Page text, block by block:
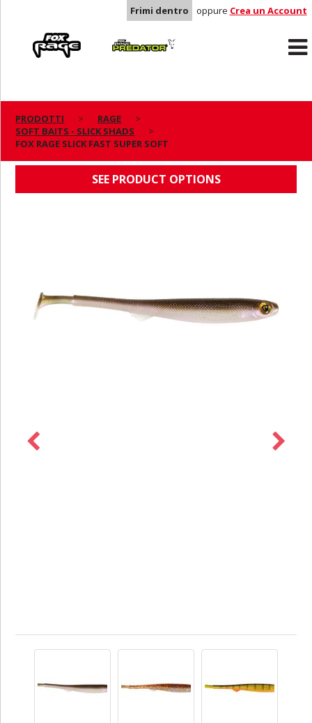
Frimi dentro oppure Crea un Account
Predator
PRODOTTI
RAGE
SOFT BAITS - SLICK SHADS
FOX RAGE SLICK FAST SUPER SOFT
FOX RAGE SLICK FAST SUPER SOFT
SEE PRODUCT OPTIONS